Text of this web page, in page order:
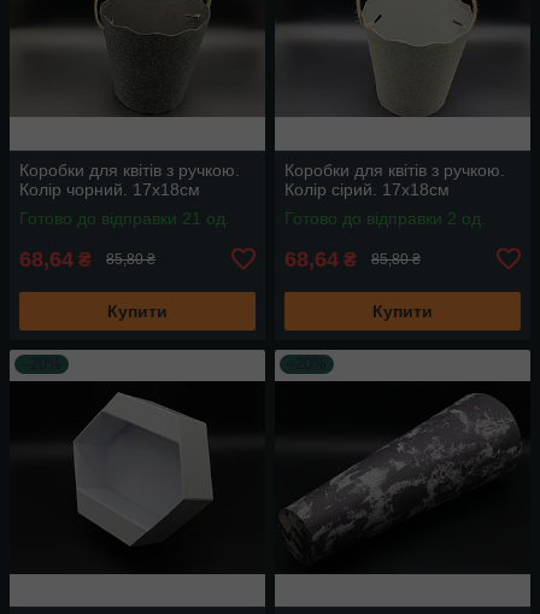
Коробки для квітів з ручкою.
Колір чорний. 17х18см
Готово до відправки 21 од.
68,64 ₴ 85,80 ₴
Купити
Коробки для квітів з ручкою.
Колір сірий. 17х18см
Готово до відправки 2 од.
68,64 ₴ 85,80 ₴
Купити